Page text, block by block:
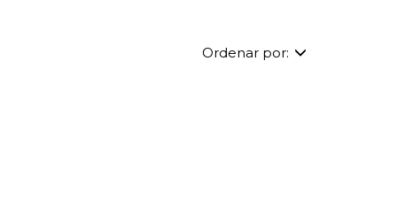
Ordenar por: